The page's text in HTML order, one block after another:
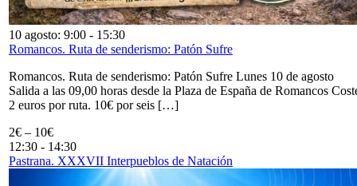
10 agosto: 9:00 - 15:30
Romancos. Ruta de senderismo: Patón Sufre
Romancos. Ruta de senderismo: Patón Sufre Lunes 10 de agosto
Salida a las 09,00 horas desde la Plaza de España de Romancos
2 euros por ruta. 10€ por seis […]
2€ – 10€
12:30 - 14:30
Pastrana. XXXVII Interpueblos de Natación